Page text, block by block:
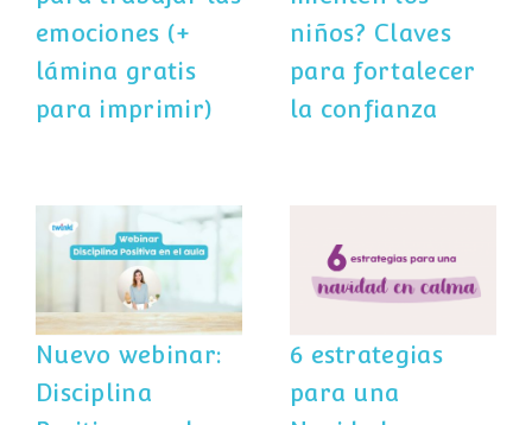
emociones (+
lámina gratis
para imprimir)
niños? Claves
para fortalecer
la confianza
Nuevo webinar:
Disciplina
Positiva en el
aula
Nuevo webinar:
Disciplina
para una
Navidad en
6 estrategias
para una